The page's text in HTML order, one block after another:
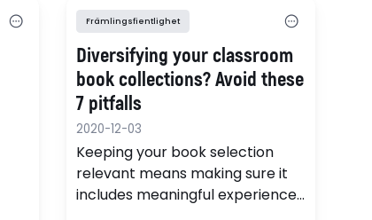
Främlingsfientlighet
Diversifying your classroom
book collections? Avoid these
7 pitfalls
2020-12-03
Keeping your book selection
relevant means making sure it
includes meaningful experiences